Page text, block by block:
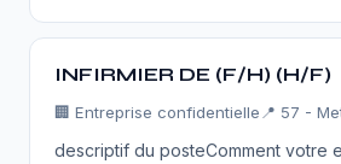
INFIRMIER DE (F/H) (H/F)
🏢 Entreprise confidentielle 📍 57 -
descriptif du posteComment votre